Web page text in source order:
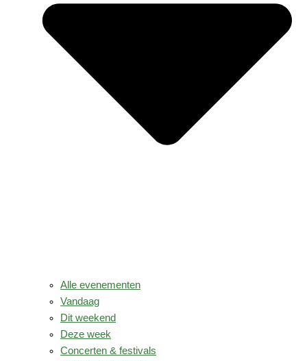
Alle evenementen
Vandaag
Dit weekend
Deze week
Concerten & festivals